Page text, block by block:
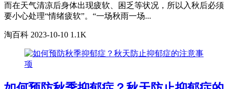
而在天气清凉后身体出现疲软、困乏等状况，所以入秋后必须
要小心处理“情绪疲软”。“一场秋雨一场...
淘百科 2023-10-10 1.1K